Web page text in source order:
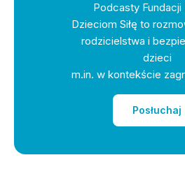
Podcasty Fundacji
Dzieciom Siłę to
rodzicielstwa i
dzieci
m.in. w kontekście
Posłuchaj